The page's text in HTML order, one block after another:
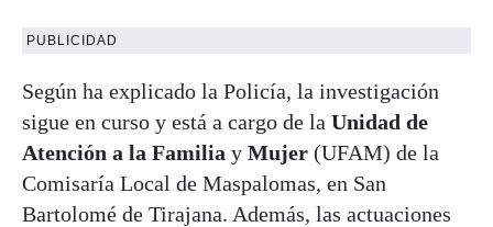
PUBLICIDAD
Según ha explicado la Policía, la investigación
sigue en curso y está a cargo de la Unidad de
Atención a la Familia y Mujer (UFAM) de la
Comisaría Local de Maspalomas, en San
Bartolomé de Tirajana. Además, las actuaciones